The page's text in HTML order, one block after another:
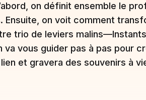
on définit ensemble le
Ensuite, on voit comment
trio de leviers malins—Instants
vous guider pas à pas pour
et gravera des souvenirs à